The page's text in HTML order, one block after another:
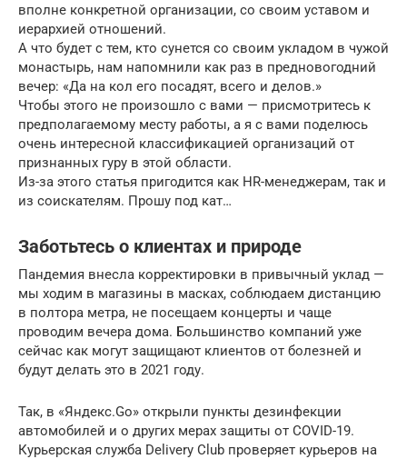
вполне конкретной организации, со своим уставом и
иерархией отношений.
А что будет с тем, кто сунется со своим укладом в чужой
монастырь, нам напомнили как раз в предновогодний
вечер: «Да на кол его посадят, всего и делов.»
Чтобы этого не произошло с вами — присмотритесь к
предполагаемому месту работы, а я с вами поделюсь
очень интересной классификацией организаций от
признанных гуру в этой области.
Из-за этого статья пригодится как HR-менеджерам, так и
из соискателям. Прошу под кат…
Заботьтесь о клиентах и природе
Пандемия внесла корректировки в привычный уклад —
мы ходим в магазины в масках, соблюдаем дистанцию
в полтора метра, не посещаем концерты и чаще
проводим вечера дома. Большинство компаний уже
сейчас как могут защищают клиентов от болезней и
будут делать это в 2021 году.
Так, в «Яндекс.Go» открыли пункты дезинфекции
автомобилей и о других мерах защиты от COVID-19.
Курьерская служба Delivery Club проверяет курьеров на